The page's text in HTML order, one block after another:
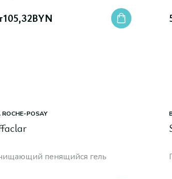
105,32BYN
ROCHE-POSAY
пенящийся гель